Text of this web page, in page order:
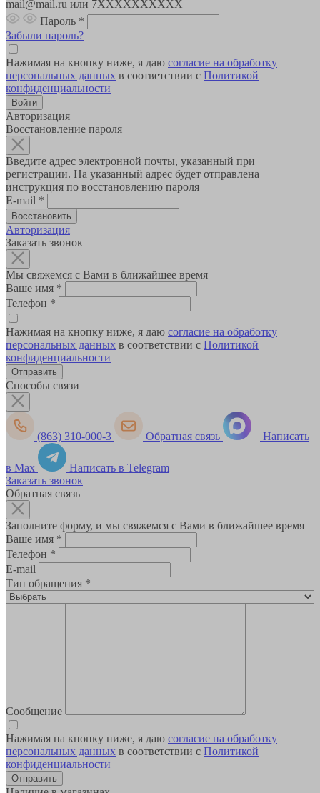
mail@mail.ru или 7XXXXXXXXXX
Пароль *
Забыли пароль?
Нажимая на кнопку ниже, я даю согласие на обработку
персональных данных в соответствии с Политикой
конфиденциальности
Авторизация
Восстановление пароля
Введите адрес электронной почты, указанный при
регистрации. На указанный адрес будет отправлена
инструкция по восстановлению пароля
E-mail *
Авторизация
Заказать звонок
Мы свяжемся с Вами в ближайшее время
Ваше имя *
Телефон *
Нажимая на кнопку ниже, я даю согласие на обработку
персональных данных в соответствии с Политикой
конфиденциальности
Способы связи
(863) 310-000-3 Обратная связь Написать
в Max
Написать в Telegram
Заказать звонок
Обратная связь
Заполните форму, и мы свяжемся с Вами в ближайшее время
Ваше имя *
Телефон *
E-mail
Тип обращения *
Сообщение
Нажимая на кнопку ниже, я даю согласие на обработку
персональных данных в соответствии с Политикой
конфиденциальности